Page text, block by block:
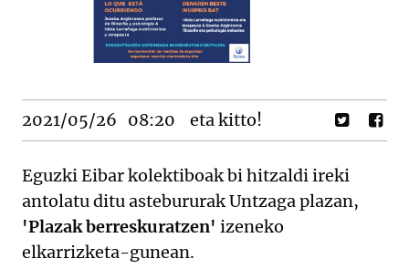
2021/05/26 08:20 eta kitto!
Eguzki Eibar kolektiboak bi hitzaldi ireki
antolatu ditu astebururak Untzaga plazan,
'Plazak berreskuratzen' izeneko
elkarrizketa-gunean.